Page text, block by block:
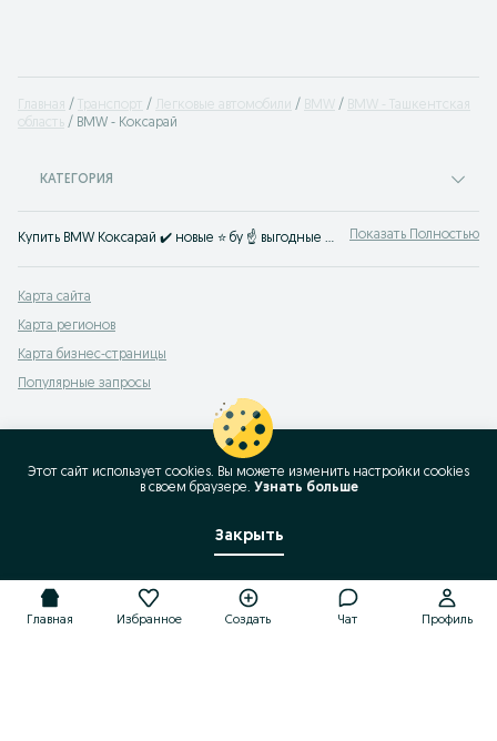
Главная Транспорт Легковые автомобили BMW
BMW - Ташкентская
область
BMW - Коксарай
КАТЕГОРИЯ
Купить BMW Коксарай ✔️ новые ⭐ бу ☝ выгодные цены на БМВ найдете ☛ OLX.uz Узбекистан ⭐ Твой автомобиль ждет тебя на OLX.uz Коксарай Показать Полностью
Карта сайта
Карта регионов
Карта бизнес-страницы
Популярные запросы
Главная Избранное Создать Чат Профиль
Этот сайт использует cookies. Вы можете изменить настройки cookies
в своeм браузере. Узнать больше
Закрыть